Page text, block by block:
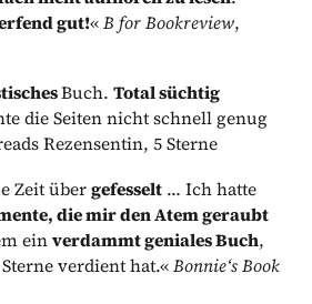
gut!«B for Bookreview,
Buch.Total süchtig
die Seiten nicht schnell genug
Rezensentin, 5 Sterne
Zeit übergefesselt … Ich hatte
die mir den Atem geraubt
einverdammt geniales Buch,
verdient hat.«Bonnie‘s Book